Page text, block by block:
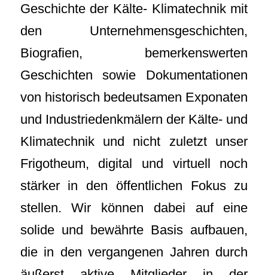
Geschichte der Kälte- Klimatechnik mit
den Unternehmensgeschichten,
Biografien, bemerkenswerten
Geschichten sowie Dokumentationen
von historisch bedeutsamen Exponaten
und Industriedenkmälern der Kälte- und
Klimatechnik und nicht zuletzt unser
Frigotheum, digital und virtuell noch
stärker in den öffentlichen Fokus zu
stellen. Wir können dabei auf eine
solide und bewährte Basis aufbauen,
die in den vergangenen Jahren durch